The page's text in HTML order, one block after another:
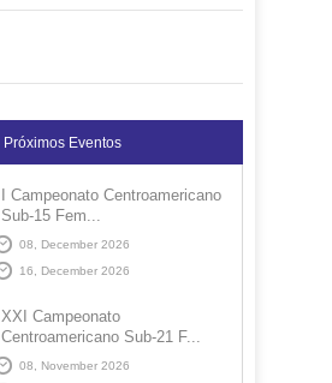
Próximos Eventos
I Campeonato Centroamericano
Sub-15 Fem...
08, December 2026
16, December 2026
XXI Campeonato
Centroamericano Sub-21 F...
08, November 2026